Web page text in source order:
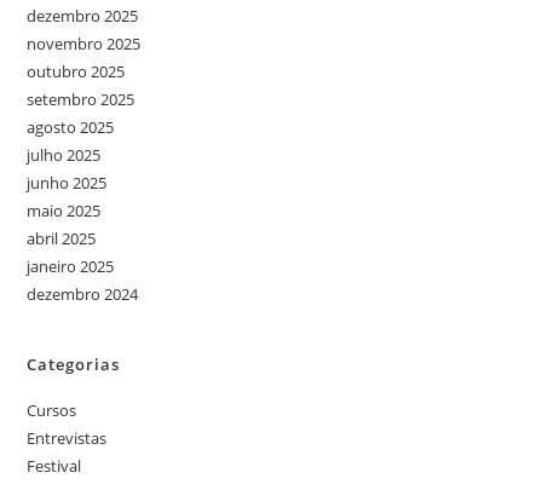
dezembro 2025
novembro 2025
outubro 2025
setembro 2025
agosto 2025
julho 2025
junho 2025
maio 2025
abril 2025
janeiro 2025
dezembro 2024
Categorias
Cursos
Entrevistas
Festival